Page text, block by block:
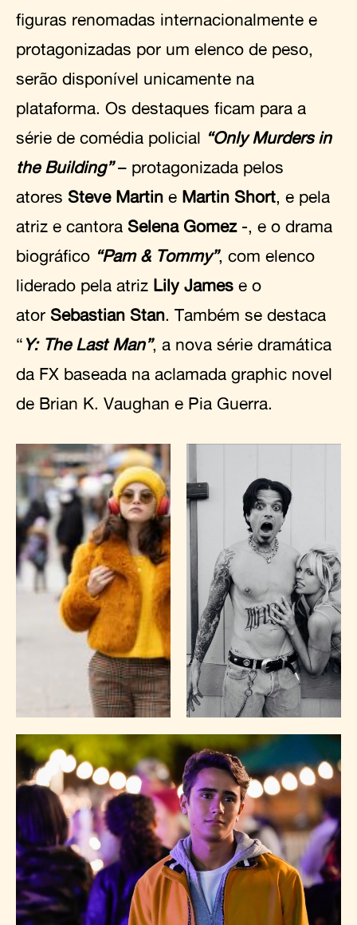
figuras renomadas internacionalmente e
protagonizadas por um elenco de peso,
serão disponível unicamente na
plataforma. Os destaques ficam para a
série de comédia policial “Only Murders in
the Building”– protagonizada pelos
atores Steve Martin e Martin Short , e pela
atriz e cantora Selena Gomez-, e o drama
biográfico “Pam & Tommy”, com elenco
liderado pela atriz Lily James e o
ator Sebastian Stan. Também se destaca
“ Y: The Last Man”, a nova série dramática
da FX baseada na aclamada graphic novel
de Brian K. Vaughan e Pia Guerra.